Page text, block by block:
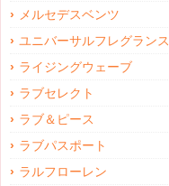
メルセデスベンツ
ユニバーサルフレグランス
ライジングウェーブ
ラブセレクト
ラブ＆ピース
ラブパスポート
ラルフローレン